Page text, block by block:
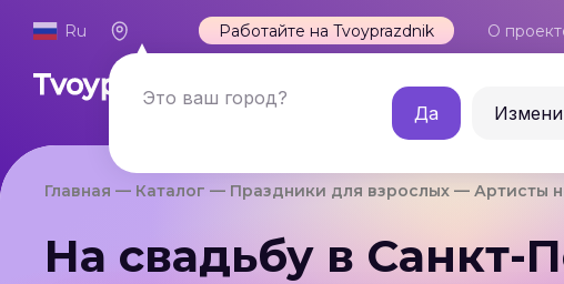
Ru
Это ваш город?
Да
Работайте на Tvoyprazdnik О
Главная Каталог Праздники для взрослых Артисты
На свадьбу в Санкт-